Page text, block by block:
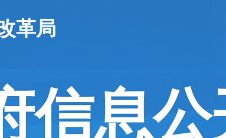
革局
信息公